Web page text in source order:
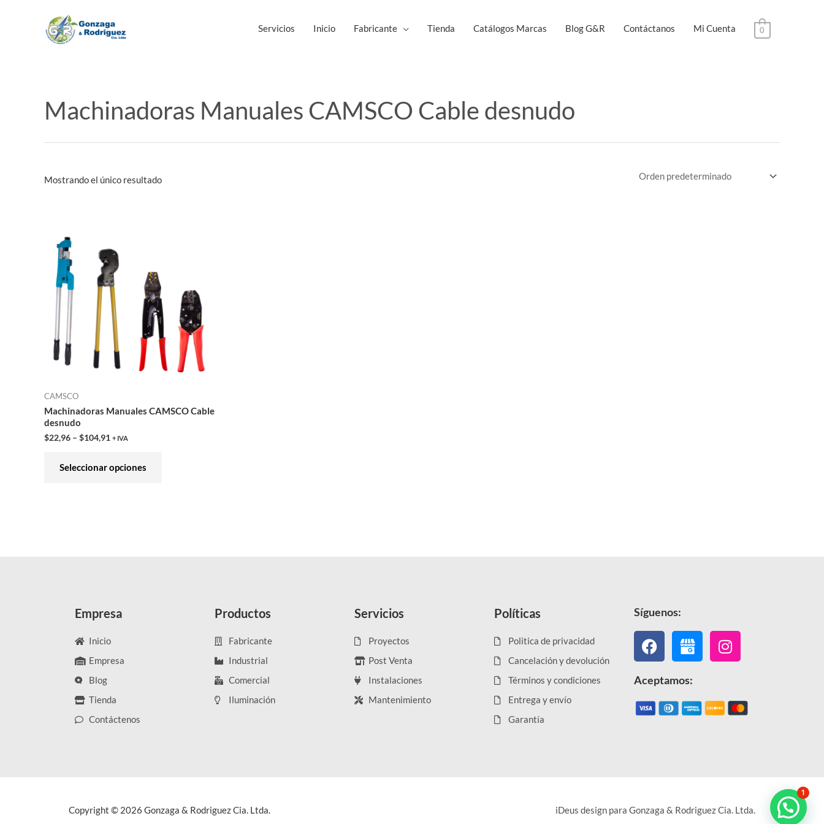
Servicios Inicio Fabricante Tienda Catálogos Marcas Blog G&R Contáctanos Mi Cuenta 0
Machinadoras Manuales CAMSCO Cable desnudo
Mostrando el único resultado
CAMSCO
Machinadoras Manuales CAMSCO Cable
desnudo
$22,96 – $104,91 + IVA
Seleccionar opciones
Las
opciones
pueden
elegir
página
Empresa
Inicio
Empresa
Blog
Tienda
Contáctenos
Productos
Fabricante
Industrial
Comercial
Iluminación
Servicios
Proyectos
Post Venta
Instalaciones
Mantenimiento
Políticas
Politica de privacidad
Cancelación y devolución
Términos y condiciones
Entrega y envío
Garantía
Síguenos:
Facebook Instagram
Aceptamos:
Copyright © 2026 Gonzaga & Rodriguez Cia. Ltda. iDeus design para Gonzaga & Rodriguez Cia. Ltda.
1